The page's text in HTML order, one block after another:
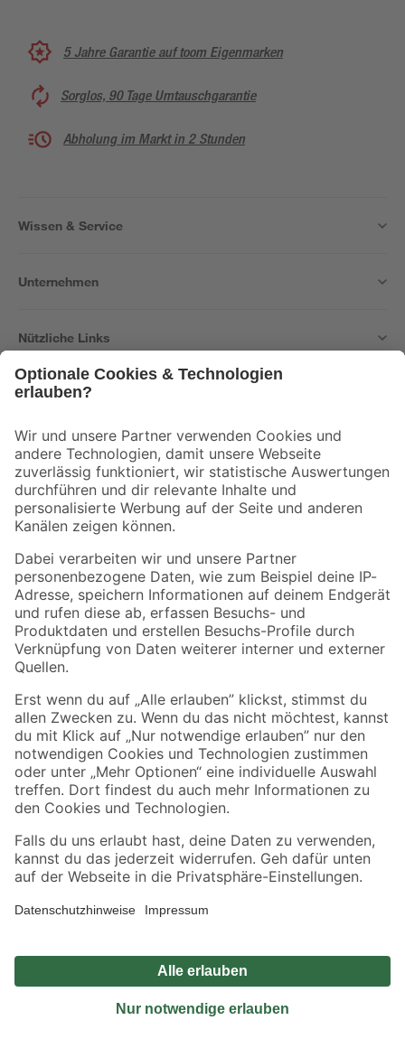
5 Jahre Garantie auf toom Eigenmarken
Sorglos, 90 Tage Umtauschgarantie
Abholung im Markt in 2 Stunden
Wissen & Service
Unternehmen
Nützliche Links
Der toom Newsletter: Keine Angebote und Aktionen mehr verpassen!
Zur Newsletter Anmeldung
Folge uns
Zahlungsarten Versandarten
Sicher einkaufen
Jetzt die toom-App herunterladen
Alle Preisangaben in EUR inkl. gesetzl. MwSt.. Die dargestellten Angebote sind unter
Umständen nicht in allen Märkten verfügbar. Die angegebenen Verfügbarkeiten beziehen
Produkte nur solange der Vorrat reicht.
*Paketversand ab 59 € versandkostenfrei, gilt nicht für Artikel mit Speditionsversand, hier
Privatsphäre Impressum
Nutzungsbedingungen
Widerrufsrecht
Vertrag widerrufen